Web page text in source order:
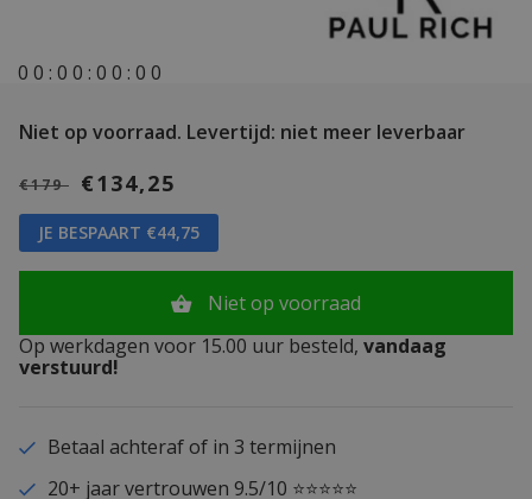
0 0 : 0 0 : 0 0 : 0 0
Niet op voorraad. Levertijd: niet meer leverbaar
€179 €134,25
JE BESPAART €44,75
Niet op voorraad
Op werkdagen voor 15.00 uur besteld, vandaag
verstuurd!
Betaal achteraf of in 3 termijnen
20+ jaar vertrouwen 9.5/10 ⭐⭐⭐⭐⭐